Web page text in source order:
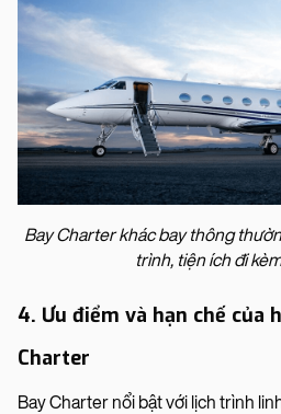
Bay Charter khác bay thông
trình, tiện ích đi
4. Ưu điểm và hạn chế của
Charter
Bay Charter nổi bật với lịch trình